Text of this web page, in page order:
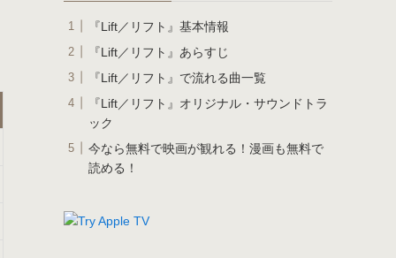
『Lift／リフト』基本情報
『Lift／リフト』あらすじ
『Lift／リフト』で流れる曲一覧
『Lift／リフト』オリジナル・サウンドトラ
ック
今なら無料で映画が観れる！漫画も無料で
読める！